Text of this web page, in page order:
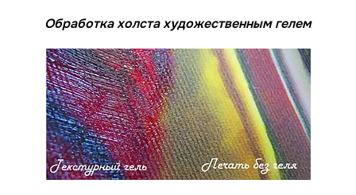
Обработка холста художественным гелем